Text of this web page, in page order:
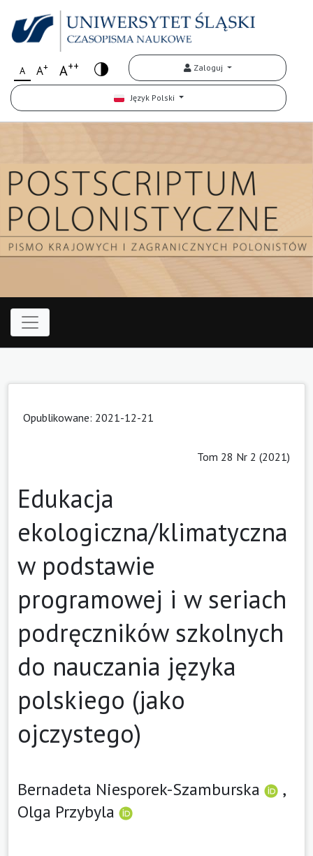
A A+ A++ Zaloguj
Język Polski
Opublikowane: 2021-12-21
Tom 28 Nr 2 (2021)
Edukacja
ekologiczna/klimatyczna
w podstawie
programowej i w seriach
podręczników szkolnych
do nauczania języka
polskiego (jako
ojczystego)
Bernadeta Niesporek-Szamburska
,
Olga Przybyla